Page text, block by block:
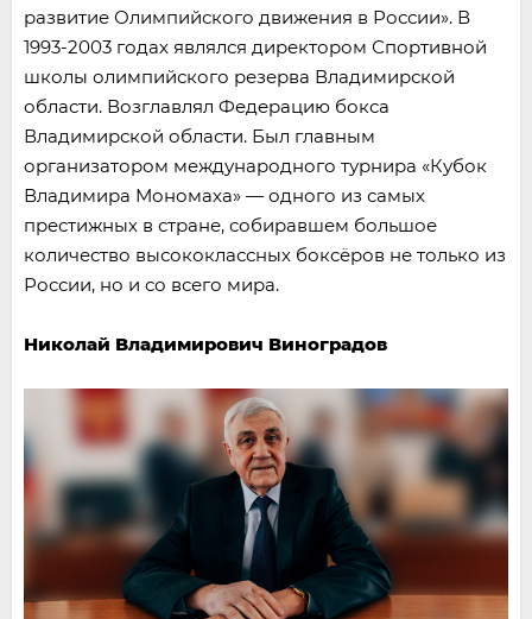
развитие Олимпийского движения в России». В
1993-2003 годах являлся директором Спортивной
школы олимпийского резерва Владимирской
области. Возглавлял Федерацию бокса
Владимирской области. Был главным
организатором международного турнира «Кубок
Владимира Мономаха» — одного из самых
престижных в стране, собиравшем большое
количество высококлассных боксёров не только из
России, но и со всего мира.
Николай Владимирович Виноградов